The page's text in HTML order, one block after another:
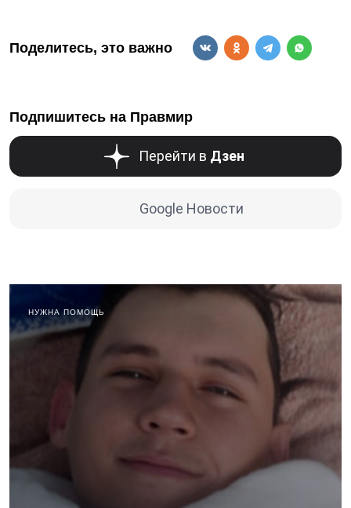
Поделитесь, это важно
Подпишитесь на Правмир
Перейти в Дзен
Google Новости
НУЖНА ПОМОЩЬ